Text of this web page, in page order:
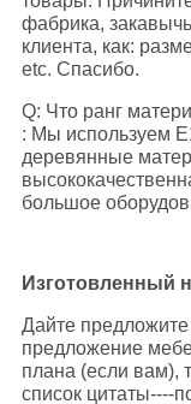
фабрика,
клиента, как:
etc. Спасибо.
Q: Что ранг
: Мы используем
деревянные
большое
Изготовленный
Дайте
предложение
плана (если вам),
список цитаты----